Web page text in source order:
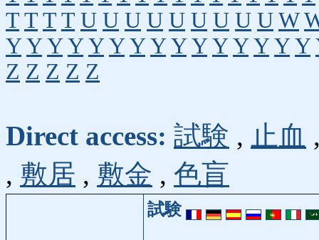
T T T T U U U U U U U U U W
Y Y Y Y Y Y Y Y Y Y Y Y Y Y Y
Z Z Z Z Z
Direct access: 試験 , 止血
, 敷居 , 敷金 , 色盲
試験